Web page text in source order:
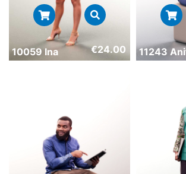
10059 Ina €24.00 11243